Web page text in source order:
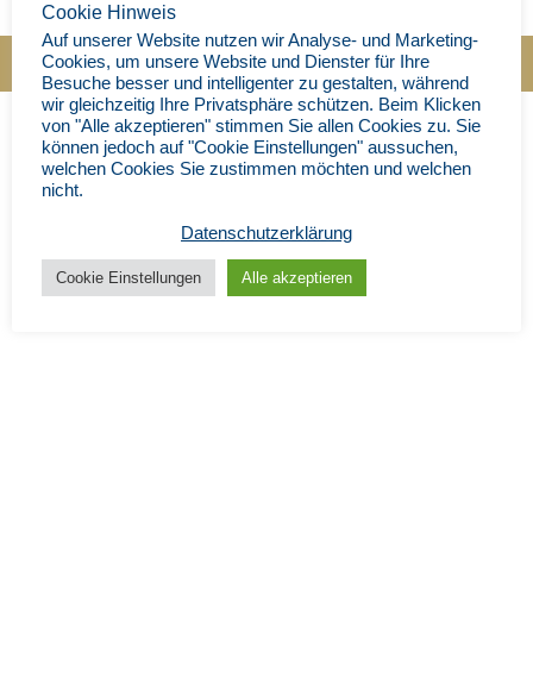
Impressum| Datenschutz|© Ingenieurbüro Heimann 202
Cookie Hinweis
Auf unserer Website nutzen wir Analyse- und Marketing-
Cookies, um unsere Website und Dienster für Ihre
Besuche besser und intelligenter zu gestalten, während
wir gleichzeitig Ihre Privatsphäre schützen. Beim Klicken
von "Alle akzeptieren" stimmen Sie allen Cookies zu. Sie
können jedoch auf "Cookie Einstellungen" aussuchen,
welchen Cookies Sie zustimmen möchten und welchen
nicht.
Datenschutzerklärung
Cookie Einstellungen Alle akzeptieren